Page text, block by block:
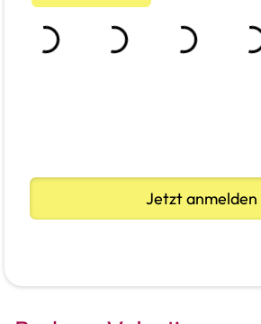
Jetzt anmelden